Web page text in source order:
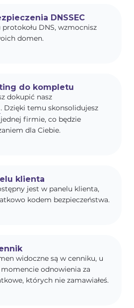
DNSSEC
DNS, wzmocnisz
domen.
do kompletu
dokupić nasz
. Dzięki temu skonsolidujesz
firmie, co będzie
dla Ciebie.
klienta
jest w panelu klienta,
kodem bezpieczeństwa.
widoczne są w cenniku, u
momencie odnowienia za
których nie zamawiałeś.